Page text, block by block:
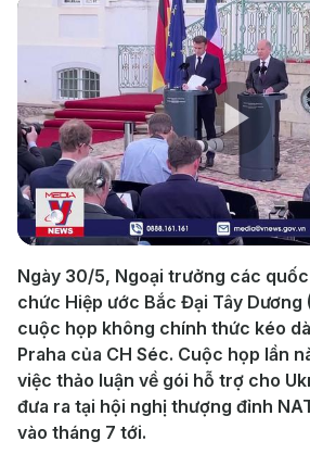
Ngày 30/5, Ngoại trưởng các
chức Hiệp ước Bắc Đại Tây Dương
cuộc họp không chính thức kéo
Praha của CH Séc. Cuộc họp lần
việc thảo luận về gói hỗ trợ cho
đưa ra tại hội nghị thượng đỉnh
vào tháng 7 tới.